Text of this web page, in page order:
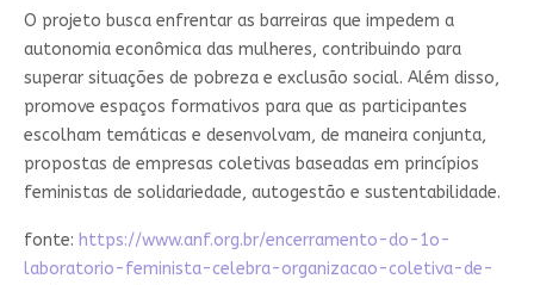
O projeto busca enfrentar as barreiras que impedem a
autonomia econômica das mulheres, contribuindo para
superar situações de pobreza e exclusão social. Além disso,
promove espaços formativos para que as participantes
escolham temáticas e desenvolvam, de maneira conjunta,
propostas de empresas coletivas baseadas em princípios
feministas de solidariedade, autogestão e sustentabilidade.
fonte: https://www.anf.org.br/encerramento-do-1o-
laboratorio-feminista-celebra-organizacao-coletiva-de-